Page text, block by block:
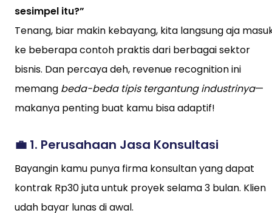
sesimpel itu?”
Tenang, biar makin kebayang, kita langsung aja
ke beberapa contoh praktis dari berbagai sektor
bisnis. Dan percaya deh, revenue recognition ini
memang beda-beda tipis tergantung industrinya—
makanya penting buat kamu bisa adaptif!
💼 1. Perusahaan Jasa Konsultasi
Bayangin kamu punya firma konsultan yang dapat
kontrak Rp30 juta untuk proyek selama 3 bulan. Klien
udah bayar lunas di awal.